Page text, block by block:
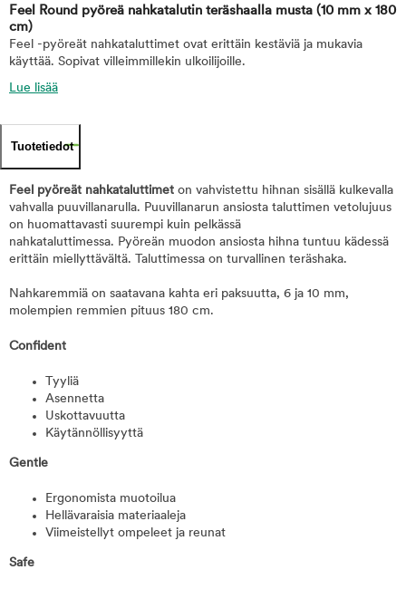
Feel Round pyöreä nahkatalutin teräshaalla musta (10 mm x 180
cm)
Feel -pyöreät nahkataluttimet ovat erittäin kestäviä ja mukavia
käyttää. Sopivat villeimmillekin ulkoilijoille.
Lue lisää
Tuotetiedot
Feel pyöreät nahkataluttimet on vahvistettu hihnan sisällä kulkevalla
vahvalla puuvillanarulla. Puuvillanarun ansiosta taluttimen vetolujuus
on huomattavasti suurempi kuin pelkässä
nahkataluttimessa. Pyöreän muodon ansiosta hihna tuntuu kädessä
erittäin miellyttävältä. Taluttimessa on turvallinen teräshaka.
Nahkaremmiä on saatavana kahta eri paksuutta, 6 ja 10 mm,
molempien remmien pituus 180 cm.
Confident
Tyyliä
Asennetta
Uskottavuutta
Käytännöllisyyttä
Gentle
Ergonomista muotoilua
Hellävaraisia materiaaleja
Viimeistellyt ompeleet ja reunat
Safe